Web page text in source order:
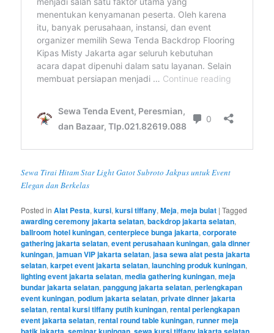
Sewa Tirai Hitam Star Light Gatot Subroto Jakpus untuk Event
Elegan dan Berkelas
Posted in Alat Pesta,kursi,kursi tiffany,Meja,meja bulat |Tagged
awarding ceremony jakarta selatan,backdrop jakarta selatan,
ballroom hotel kuningan,centerpiece bunga jakarta,corporate
gathering jakarta selatan,event perusahaan kuningan,gala dinner
kuningan,jamuan VIP jakarta selatan,jasa sewa alat pesta jakarta
selatan,karpet event jakarta selatan,launching produk kuningan,
lighting event jakarta selatan,media gathering kuningan,meja
bundar jakarta selatan,panggung jakarta selatan,perlengkapan
event kuningan,podium jakarta selatan,private dinner jakarta
selatan,rental kursi tiffany putih kuningan,rental perlengkapan
event jakarta selatan,rental round table kuningan,runner meja
, ,